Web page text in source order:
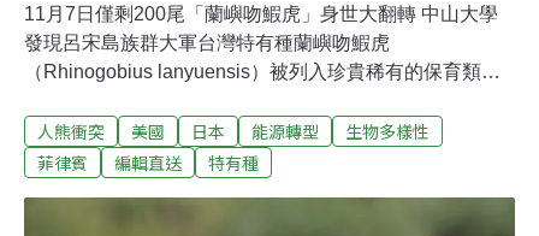
11月7日僅剩200尾「蘭嶼吻鰕虎」身世大翻轉 中山大學
發現呂宋島族群大軍台灣特有種蘭嶼吻鰕虎
（Rhinogobius lanyuensis）被列入珍貴稀有的保育類野
山大學海洋科學學院院長廖德裕團隊最新的研究發現，蘭
嶼吻鰕虎竟在菲律賓呂宋島北部廣泛分布，使台灣的保育
人熊衝突 美國 日本 能源轉型
生物多樣性
菲律賓
編輯直送 特有種